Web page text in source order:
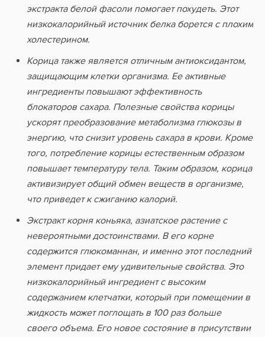
экстракта белой фасоли помогает похудеть. Этот
низкокалорийный источник белка борется с плохим
холестерином.
Корица также является отличным антиоксидантом,
защищающим клетки организма. Ее активные
ингредиенты повышают эффективность
блокаторов сахара. Полезные свойства корицы
ускорят преобразование метаболизма глюкозы в
энергию, что снизит уровень сахара в крови. Кроме
того, потребление корицы естественным образом
повышает температуру тела. Таким образом, корица
активизирует общий обмен веществ в организме,
что приведет к сжиганию калорий.
Экстракт корня коньяка, азиатское растение с
невероятными достоинствами. В его корне
содержится глюкоманнан, и именно этот последний
элемент придает ему удивительные свойства. Это
низкокалорийный ингредиент с высоким
содержанием клетчатки, который при помещении в
жидкость может поглощать в 100 раз больше
своего объема. Его новое состояние в присутствии